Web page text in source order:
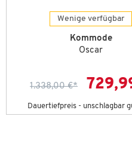
Wenige verfügbar
Kommode
Oscar
1.338,00 €*
Dauertiefpreis - unschlagbar